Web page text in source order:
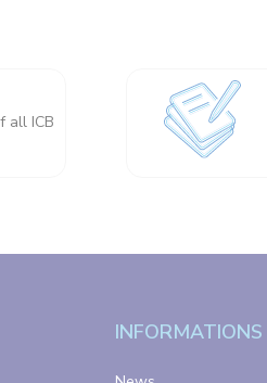
all ICB
INFORMATIONS